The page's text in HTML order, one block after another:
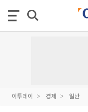
이투데이 경제 일반